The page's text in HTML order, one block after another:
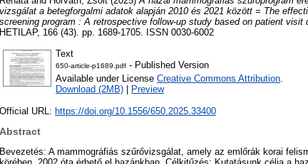
vizsgálat a betegforgalmi adatok alapján 2010 és 2021 között = The
screening program : A retrospective follow-up study based on patient visit
HETILAP, 166 (43). pp. 1689-1705. ISSN 0030-6002
Text
650-article-p1689.pdf - Published Version
Available under License Creative Commons Attribution.
Download (2MB)
Preview
Official URL: https://doi.org/10.1556/650.2025.33400
Abstract
Bevezetés: A mammográfiás szűrővizsgálat, amely az emlőrák korai